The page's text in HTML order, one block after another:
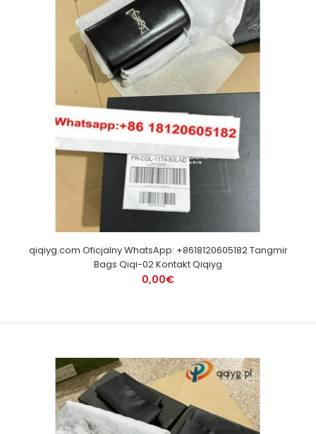
qiqiyg.com Oficjalny WhatsApp: +8618120605182 Tangmir
Bags Qiqi-02 Kontakt Qiqiyg
0,00€